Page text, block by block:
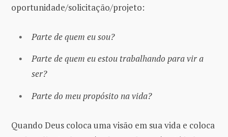
oportunidade/solicitação/projeto:
Parte de quem eu sou?
Parte de quem eu estou trabalhando para vir a
ser?
Parte do meu propósito na vida?
Quando Deus coloca uma visão em sua vida e coloca